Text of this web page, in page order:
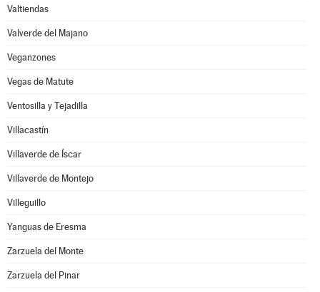
Valtiendas
Valverde del Majano
Veganzones
Vegas de Matute
Ventosilla y Tejadilla
Villacastín
Villaverde de Íscar
Villaverde de Montejo
Villeguillo
Yanguas de Eresma
Zarzuela del Monte
Zarzuela del Pinar